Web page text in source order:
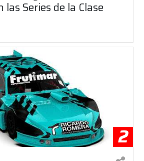
las Series de la Clase
2